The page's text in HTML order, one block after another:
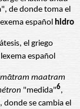
de donde toma el
español hidro
el griego
español
mᾱtram maatram
"medida"6,
, donde se cambia el